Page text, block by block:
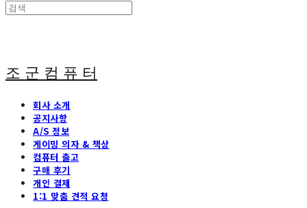
조 군 컴 퓨 터
회사 소개
공지사항
A/S 정보
게이밍 의자 & 책상
컴퓨터 출고
구매 후기
개인 결제
1:1 맞춤 견적 요청